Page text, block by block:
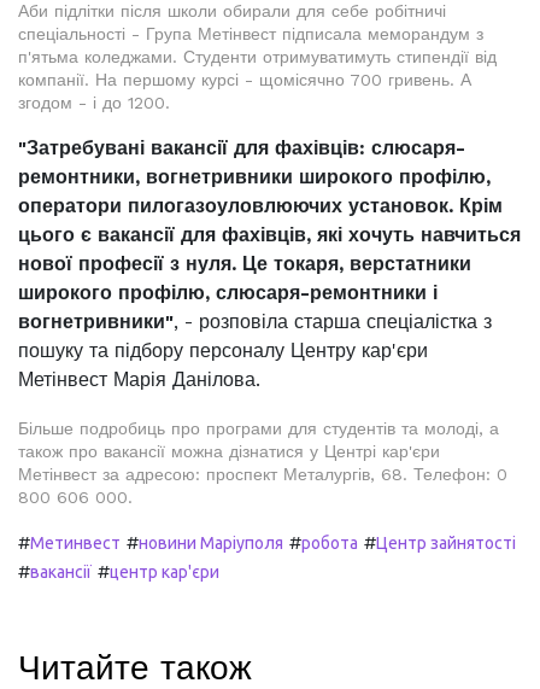
Аби підлітки після школи обирали для себе робітничі
спеціальності - Група Метінвест підписала меморандум з
п'ятьма коледжами. Студенти отримуватимуть стипендії від
компанії. На першому курсі - щомісячно 700 гривень. А
згодом - і до 1200.
"Затребувані вакансії для фахівців: слюсаря-
ремонтники, вогнетривники широкого профілю,
оператори пилогазоуловлюючих установок. Крім
цього є вакансії для фахівців, які хочуть навчиться
нової професії з нуля. Це токаря, верстатники
широкого профілю, слюсаря-ремонтники і
вогнетривники", - розповіла старша спеціалістка з
пошуку та підбору персоналу Центру кар'єри
Метінвест Марія Данілова.
Більше подробиць про програми для студентів та молоді, а
також про вакансії можна дізнатися у Центрі кар'єри
Метінвест за адресою: проспект Металургів, 68. Телефон: 0
800 606 000.
#Метинвест #новини Маріуполя #робота #Центр зайнятості
#вакансії #центр кар'єри
Читайте також